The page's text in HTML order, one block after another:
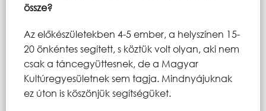
össze?
Az előkészületekben 4-5 ember, a helyszínen 15-
20 önkéntes segített, s köztük volt olyan, aki nem
csak a táncegyüttesnek, de a Magyar
Kultúregyesületnek sem tagja. Mindnyájuknak
ez úton is köszönjük segítségüket.